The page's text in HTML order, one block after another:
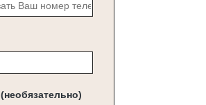
(необязательно)